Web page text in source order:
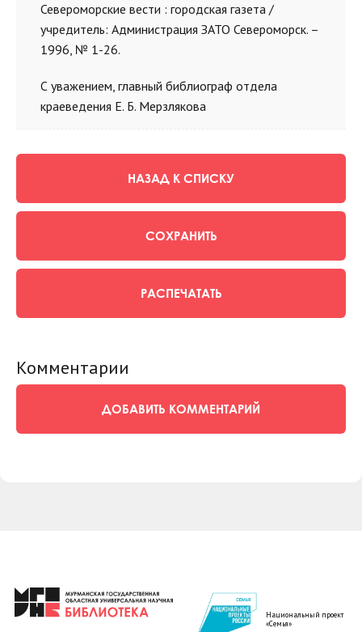
Североморские вести : городская газета /
учредитель: Администрация ЗАТО Североморск. –
1996, № 1-26.
С уважением, главный библиограф отдела
краеведения Е. Б. Мерзлякова
НАЗАД К СПИСКУ
СОХРАНИТЬ
РАСПЕЧАТАТЬ
Комментарии
ДОБАВИТЬ КОММЕНТАРИЙ
Национальный проект
«Семья»